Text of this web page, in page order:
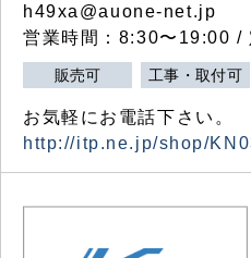
h49xa@auone-net.jp
営業時間：8:30〜19:00 /
販売可 工事・取付可
お気軽にお電話下さい。
http://itp.ne.jp/shop/